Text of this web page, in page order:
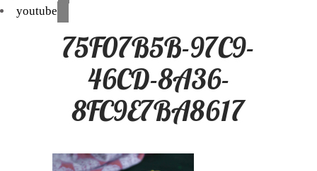
youtube
75F07B5B-97C9-
46CD-8A36-
8FC9E7BA8617